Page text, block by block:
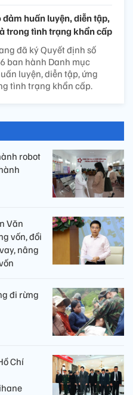
huấn luyện, diễn tập,
trong tình trạng khẩn cấp
đã ký Quyết định số
ban hành Danh mục
luyện, diễn tập, ứng
tình trạng khẩn cấp.
robot
Văn
vốn, đổi
nâng
đi rừng
Chí